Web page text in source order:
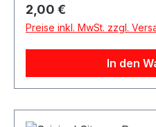
Regulärer Preis:
2,00 €
Preise inkl. MwSt. zzgl.
In den